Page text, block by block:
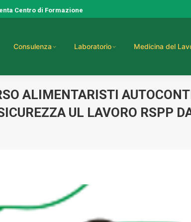
Centro di Formazione
Consulenza Laboratorio Medicina del
ALIMENTARISTI
UL LAVORO RSPP